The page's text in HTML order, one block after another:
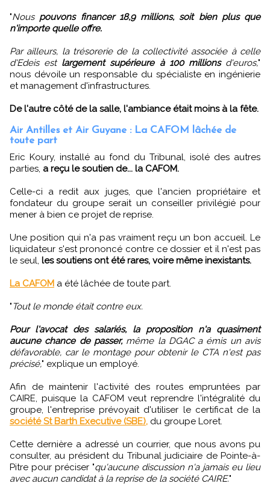
"Nous pouvons financer 18,9 millions, soit bien plus que
n'importe quelle offre.
Par ailleurs, la trésorerie de la collectivité associée à celle
d'Edeis est largement supérieure à 100 millionsd'euros,"
nous dévoile un responsable du spécialiste en ingénierie
et management d'infrastructures.
De l'autre côté de la salle, l'ambiance était moins à la fête.
Air Antilles et Air Guyane : La CAFOM lâchée de
toute part
Eric Koury, installé au fond du Tribunal, isolé des autres
parties, a reçu le soutien de... la CAFOM.
Celle-ci a redit aux juges, que l'ancien propriétaire et
fondateur du groupe serait un conseiller privilégié pour
mener à bien ce projet de reprise.
Une position qui n'a pas vraiment reçu un bon accueil. Le
liquidateur s'est prononcé contre ce dossier et il n'est pas
le seul, les soutiens ont été rares, voire même inexistants.
La CAFOM a été lâchée de toute part.
"Tout le monde était contre eux.
Pour l'avocat des salariés, la proposition n'a quasiment
aucune chance de passer,même la DGAC a émis un avis
défavorable, car le montage pour obtenir le CTA n'est pas
précisé," explique un employé.
Afin de maintenir l'activité des routes empruntées par
CAIRE, puisque la CAFOM veut reprendre l'intégralité du
groupe, l'entreprise prévoyait d'utiliser le certificat de la
société St Barth Executive (SBE), du groupe Loret.
Cette dernière a adressé un courrier, que nous avons pu
consulter, au président du Tribunal judiciaire de Pointe-à-
Pitre pour préciser "qu'aucune discussion n'a jamais eu lieu
avec aucun candidat à la reprise de la société CAIRE."